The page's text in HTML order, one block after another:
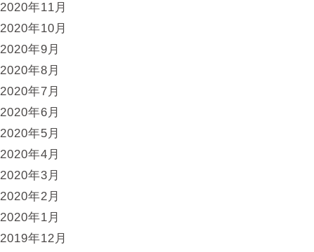
2020年11月
2020年10月
2020年9月
2020年8月
2020年7月
2020年6月
2020年5月
2020年4月
2020年3月
2020年2月
2020年1月
2019年12月